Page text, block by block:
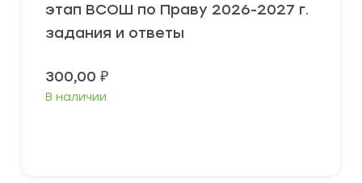
этап ВСОШ по Праву 2026-2027 г.
задания и ответы
300,00 ₽
В наличии